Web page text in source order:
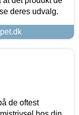
deres udvalg.
de oftest